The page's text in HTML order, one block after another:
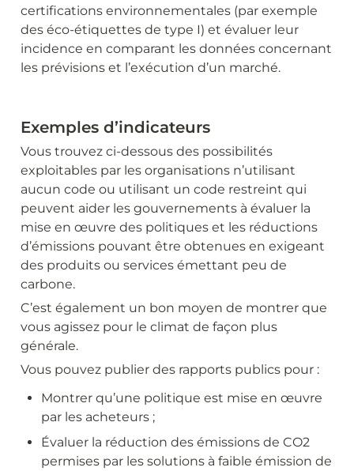
certifications environnementales (par exemple
des éco-étiquettes de type I) et évaluer leur
incidence en comparant les données concernant
les prévisions et l’exécution d’un marché.
Exemples d’indicateurs
Vous trouvez ci-dessous des possibilités
exploitables par les organisations n’utilisant
aucun code ou utilisant un code restreint qui
peuvent aider les gouvernements à évaluer la
mise en œuvre des politiques et les réductions
d’émissions pouvant être obtenues en exigeant
des produits ou services émettant peu de
carbone.
C’est également un bon moyen de montrer que
vous agissez pour le climat de façon plus
générale.
Vous pouvez publier des rapports publics pour :
Montrer qu’une politique est mise en œuvre
par les acheteurs ;
Évaluer la réduction des émissions de CO2
permises par les solutions à faible émission de